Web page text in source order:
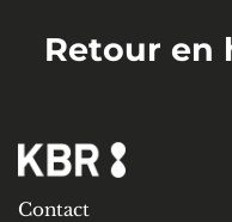
Retour en
Contact